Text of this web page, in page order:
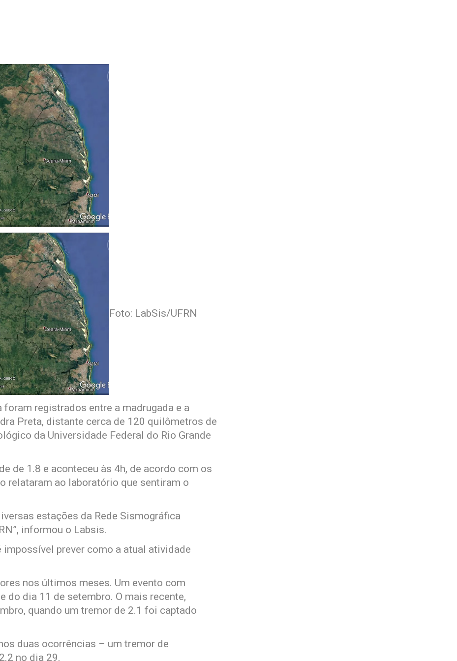
Foto: LabSis/UFRN
registrados entre a madrugada e a
Preta, distante cerca de 120 quilômetros de
da Universidade Federal do Rio Grande
de 1.8 e aconteceu às 4h, de acordo com os
relataram ao laboratório que sentiram o
estações da Rede Sismográfica
informou o Labsis.
prever como a atual atividade
nos últimos meses. Um evento com
do dia 11 de setembro. O mais recente,
quando um tremor de 2.1 foi captado
duas ocorrências – um tremor de
no dia 29.